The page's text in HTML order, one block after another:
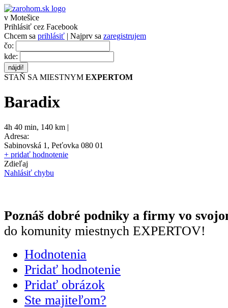
v Motešice
Prihlásiť cez Facebook
Chcem sa prihlásiť | Najprv sa zaregistrujem
čo:
kde:
STAŇ SA MIESTNYM EXPERTOM
Baradix
4h 40 min, 140 km |
Adresa:
Sabinovská 1, Peťovka 080 01
+ pridať hodnotenie
Zdieľaj
Nahlásiť chybu
Poznáš dobré podniky a firmy vo
do komunity miestnych EXPERTOV!
Hodnotenia
Pridať hodnotenie
Pridať obrázok
Ste majiteľom?